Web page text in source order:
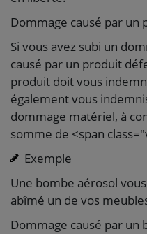
Dommage causé par
Si vous avez subi un
causé par un produit
produit doit vous
également vous
dommage matériel, à
somme de <span
Exemple
Une bombe aérosol
abîmé un de vos
Dommage causé par